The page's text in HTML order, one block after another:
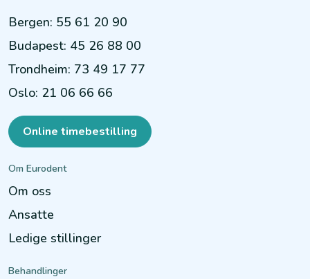
Bergen: 55 61 20 90
Budapest: 45 26 88 00
Trondheim: 73 49 17 77
Oslo: 21 06 66 66
Online timebestilling
Om Eurodent
Om oss
Ansatte
Ledige stillinger
Behandlinger